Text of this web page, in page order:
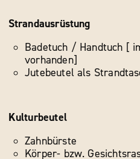
Strandausrüstung
Badetuch / Handtuch [
vorhanden]
Jutebeutel als
Kulturbeutel
Zahnbürste
Körper- bzw.